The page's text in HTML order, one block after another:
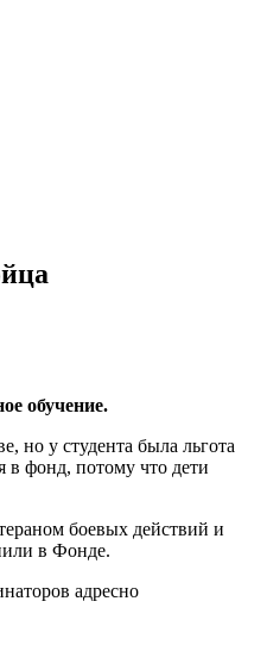
обучение.
но у студента была льгота
в фонд, потому что дети
боевых действий и
в Фонде.
адресно